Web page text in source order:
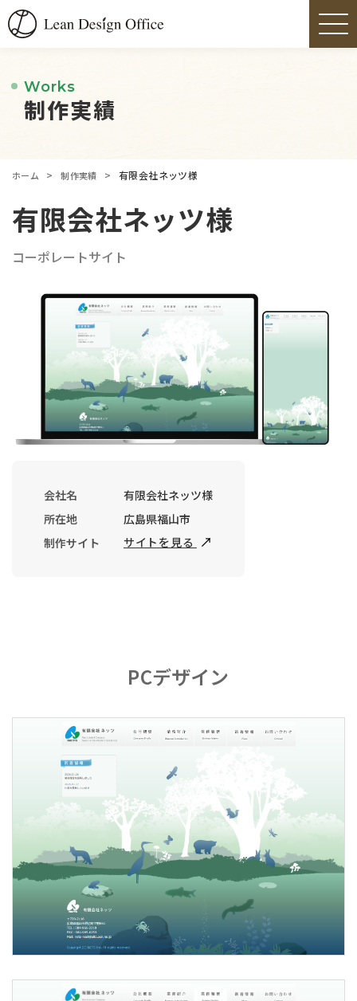
Works
制作実績
ホーム > 制作実績 > 有限会社ネッツ様
有限会社ネッツ様
コーポレートサイト
会社名
有限会社ネッツ様
所在地
広島県福山市
制作サイト
サイトを見る
PCデザイン